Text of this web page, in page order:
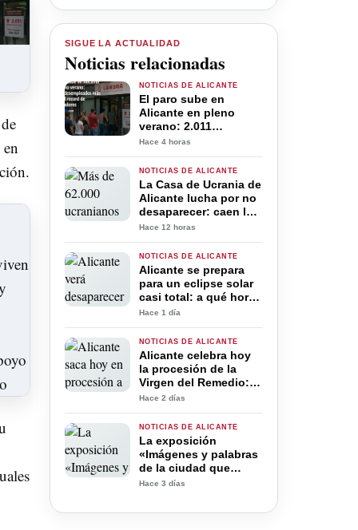
SIGUE LA ACTUALIDAD
Noticias relacionadas
NOTICIAS DE ALICANTE
El paro sube en
Alicante en pleno
verano: 2.011
desempleados más
trabajadores
Hace 4 horas
NOTICIAS DE ALICANTE
La Casa de Ucrania de
Alicante lucha por no
desaparecer: caen las
ayudas y el
cuatro años de guerra
Hace 12 horas
NOTICIAS DE ALICANTE
Alicante se prepara
para un eclipse solar
casi total: a qué hora
será y los mejores
Hace 1 día
NOTICIAS DE ALICANTE
Alicante celebra hoy
la procesión de la
Virgen del Remedio:
horario y todo lo que
Hace 2 días
NOTICIAS DE ALICANTE
La exposición
«Imágenes y palabras
de la ciudad que
llevamos dentro»
Hace 3 días